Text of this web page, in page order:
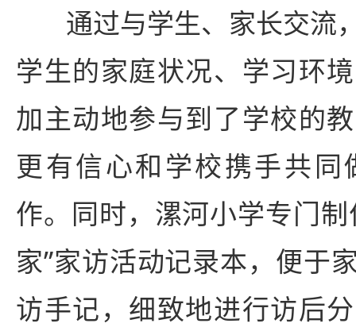
通过与学生、家长交流
学生的家庭状况、学习环
加主动地参与到了学校的
更有信心和学校携手共同
作。同时，漯河小学专门
家”家访活动记录本，便于
访手记，细致地进行访后